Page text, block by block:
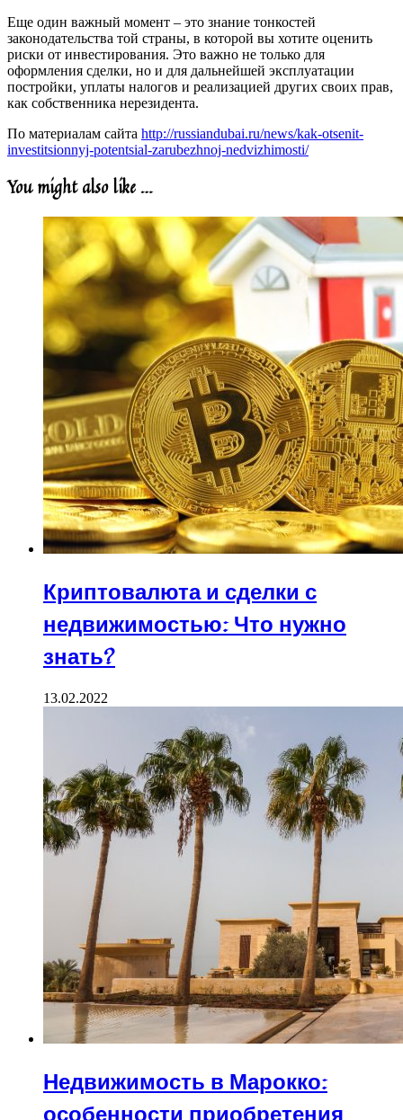
Еще один важный момент – это знание тонкостей
законодательства той страны, в которой вы хотите оценить
риски от инвестирования. Это важно не только для
оформления сделки, но и для дальнейшей эксплуатации
постройки, уплаты налогов и реализацией других своих прав,
как собственника нерезидента.
По материалам сайта http://russiandubai.ru/news/kak-otsenit-
investitsionnyj-potentsial-zarubezhnoj-nedvizhimosti/
You might also like …
Криптовалюта и сделки с
недвижимостью: Что нужно
знать?
13.02.2022
Недвижимость в Марокко:
особенности приобретения